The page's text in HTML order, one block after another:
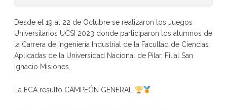
Desde el 19 al 22 de Octubre se realizaron los Juegos
Universitarios UCSI 2023 donde participaron los alumnos de
la Carrera de Ingeniería Industrial de la Facultad de Ciencias
Aplicadas de la Universidad Nacional de Pilar, Filial San
Ignacio Misiones.
La FCA resulto CAMPEÓN GENERAL